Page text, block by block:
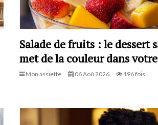
Salade de fruits : le dessert
met de la couleur dans
Mon assiette 06 Aoû 2026 196 fois